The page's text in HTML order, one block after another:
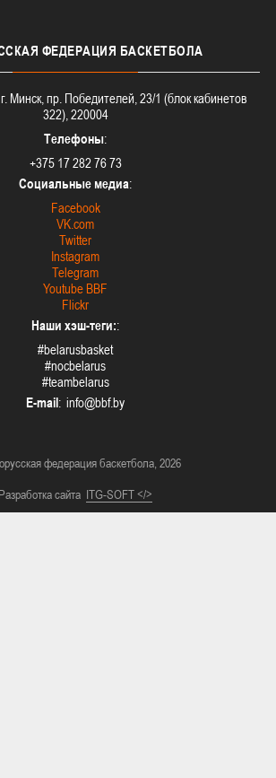
ФЕДЕРАЦИЯ БАСКЕТБОЛА
Минск, пр. Победителей, 23/1 (блок кабинетов
322), 220004
Телефоны:
+375 17 282 76 73
Социальные медиа:
Facebook
VK.com
Twitter
Instagram
Telegram
Youtube BBF
Flickr
Наши хэш-теги::
#belarusbasket
#nocbelarus
#teambelarus
E-mail:
федерация баскетбола, 2026
Разработка сайта ITG-SOFT </>